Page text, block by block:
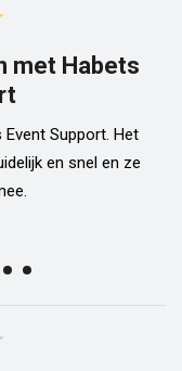
met Habets
Support. Het
en snel en ze